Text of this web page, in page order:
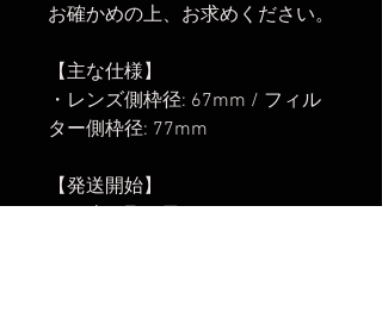
お確かめの上、お求めください。
【主な仕様】
・レンズ側枠径: 67mm / フィル
ター側枠径: 77mm
【発送開始】